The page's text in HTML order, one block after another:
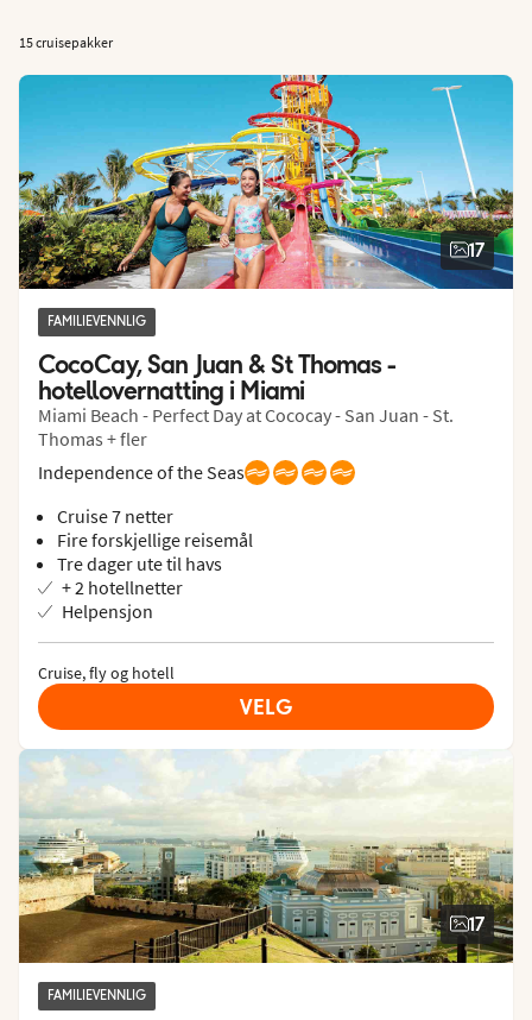
15 cruisepakker
17
FAMILIEVENNLIG
CocoCay, San Juan & St Thomas -
hotellovernatting i Miami
Miami Beach - Perfect Day at Cococay - San Juan - St.
Thomas + fler
Independence of the Seas
Cruise 7 netter
Fire forskjellige reisemål
Tre dager ute til havs
+ 2 hotellnetter
Helpensjon
Cruise, fly og hotell
VELG
17
FAMILIEVENNLIG